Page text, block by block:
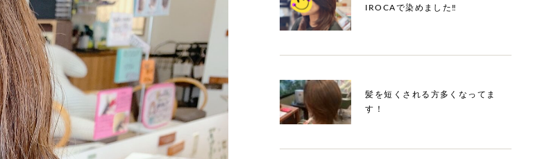
IROCAで染めました‼️
髪を短くされる方多くなってま
す！